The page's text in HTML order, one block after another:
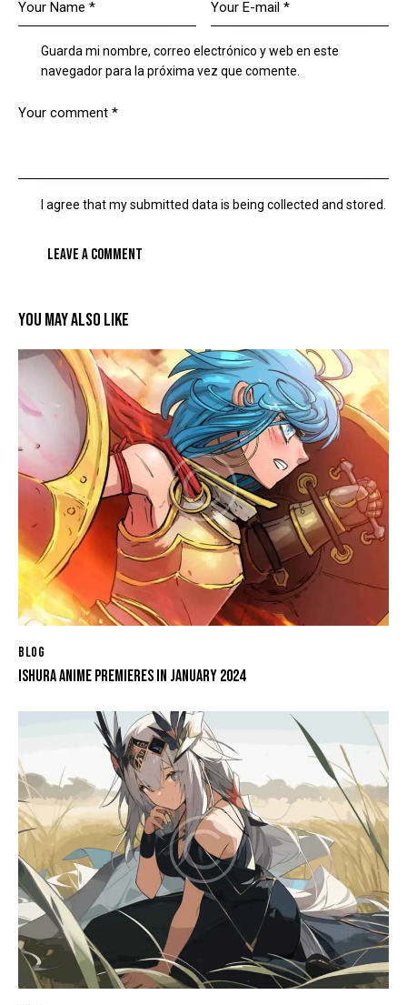
Guarda mi nombre, correo electrónico y web en este
navegador para la próxima vez que comente.
I agree that my submitted data is being collected and stored.
YOU MAY ALSO LIKE
BLOG
ISHURA ANIME PREMIERES IN JANUARY 2024